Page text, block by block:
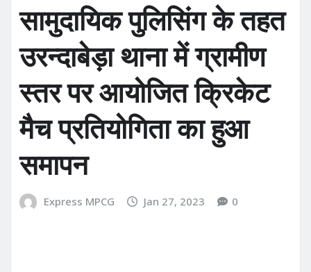
सामुदायिक पुलिसिंग के तहत
उरन्दाबेड़ा थाना में ग्रामीण
स्तर पर आयोजित क्रिकेट
मैच प्रतियोगिता का हुआ
समापन
Express MPCG Jan 27, 2023 0